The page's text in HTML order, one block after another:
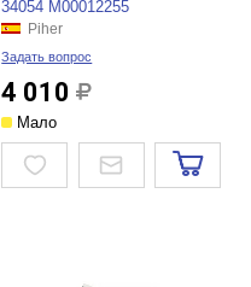
34054 М00012255
Piher
Задать вопрос
4 010
Мало